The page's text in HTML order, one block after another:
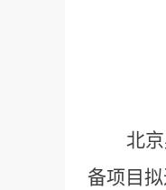
北
备项目